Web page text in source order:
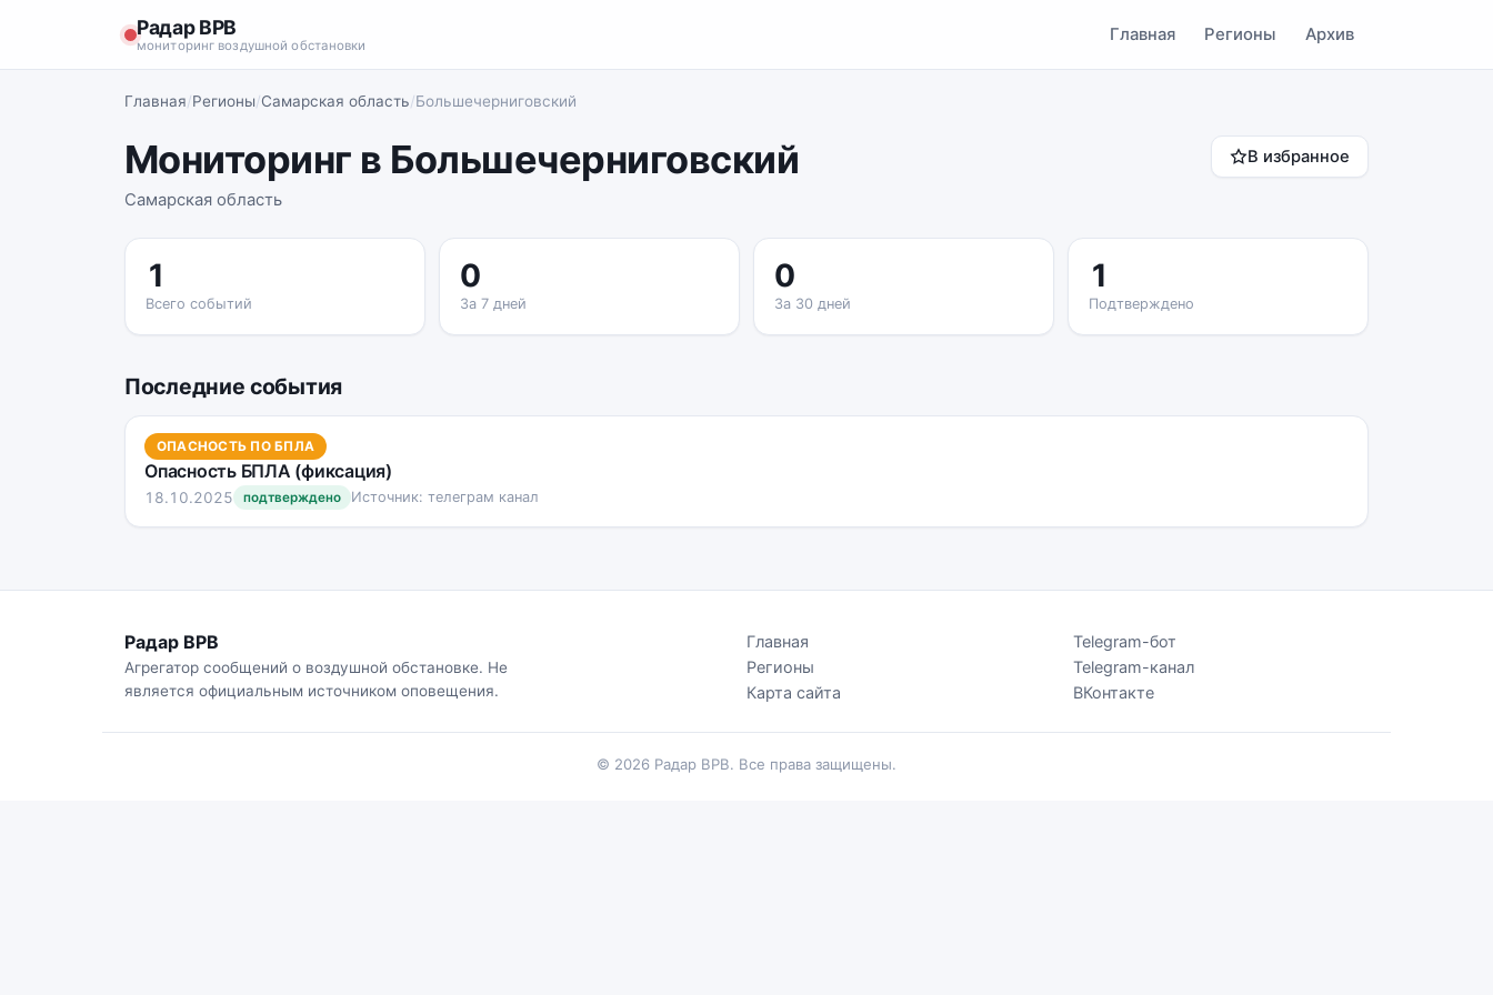
Радар ВРВ
мониторинг воздушной обстановки
Главная Регионы Архив
Главная/Регионы/Самарская область/Большечерниговский
Мониторинг в Большечерниговский
Самарская область
В избранное
1
Всего событий
0
За 7 дней
0
За 30 дней
1
Подтверждено
Последние события
ОПАСНОСТЬ ПО БПЛА
Опасность БПЛА (фиксация)
18.10.2025 подтверждено Источник: телеграм канал
Радар ВРВ
Агрегатор сообщений о воздушной обстановке. Не
является официальным источником оповещения.
Главная
Регионы
Карта сайта
Telegram-бот
Telegram-канал
ВКонтакте
© 2026 Радар ВРВ. Все права защищены.